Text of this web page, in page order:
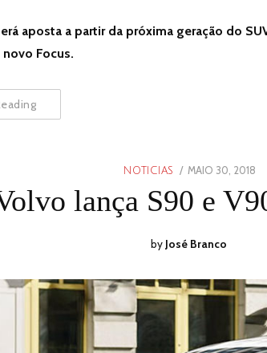
aposta a partir da próxima geração do
Focus.
NOTICIAS
POSTED
ON
MAIO 30, 2018
lança S90 e
by José Branco